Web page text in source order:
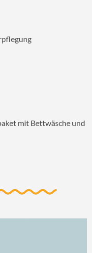
mit Bettwäsche und